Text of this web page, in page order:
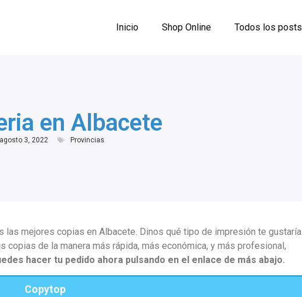
Inicio Shop Online Todos los posts
en Albacete
agosto 3, 2022 Provincias
las mejores copias en Albacete. Dinos qué tipo de impresión te gustaría
de la manera más rápida, más económica, y más profesional,
hacer tu pedido ahora pulsando en el enlace de más abajo.
Copytop